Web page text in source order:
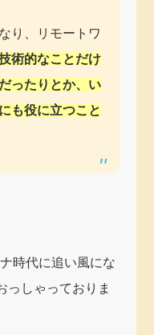
り、リモートワ
術的なことだけ
ったりとか、い
も役に立つこと
時代に追い風にな
っしゃっておりま